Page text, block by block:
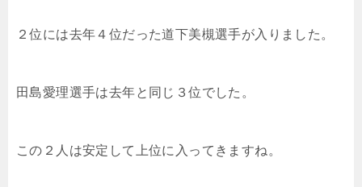
２位には去年４位だった道下美槻選手が入りました。
田島愛理選手は去年と同じ３位でした。
この２人は安定して上位に入ってきますね。